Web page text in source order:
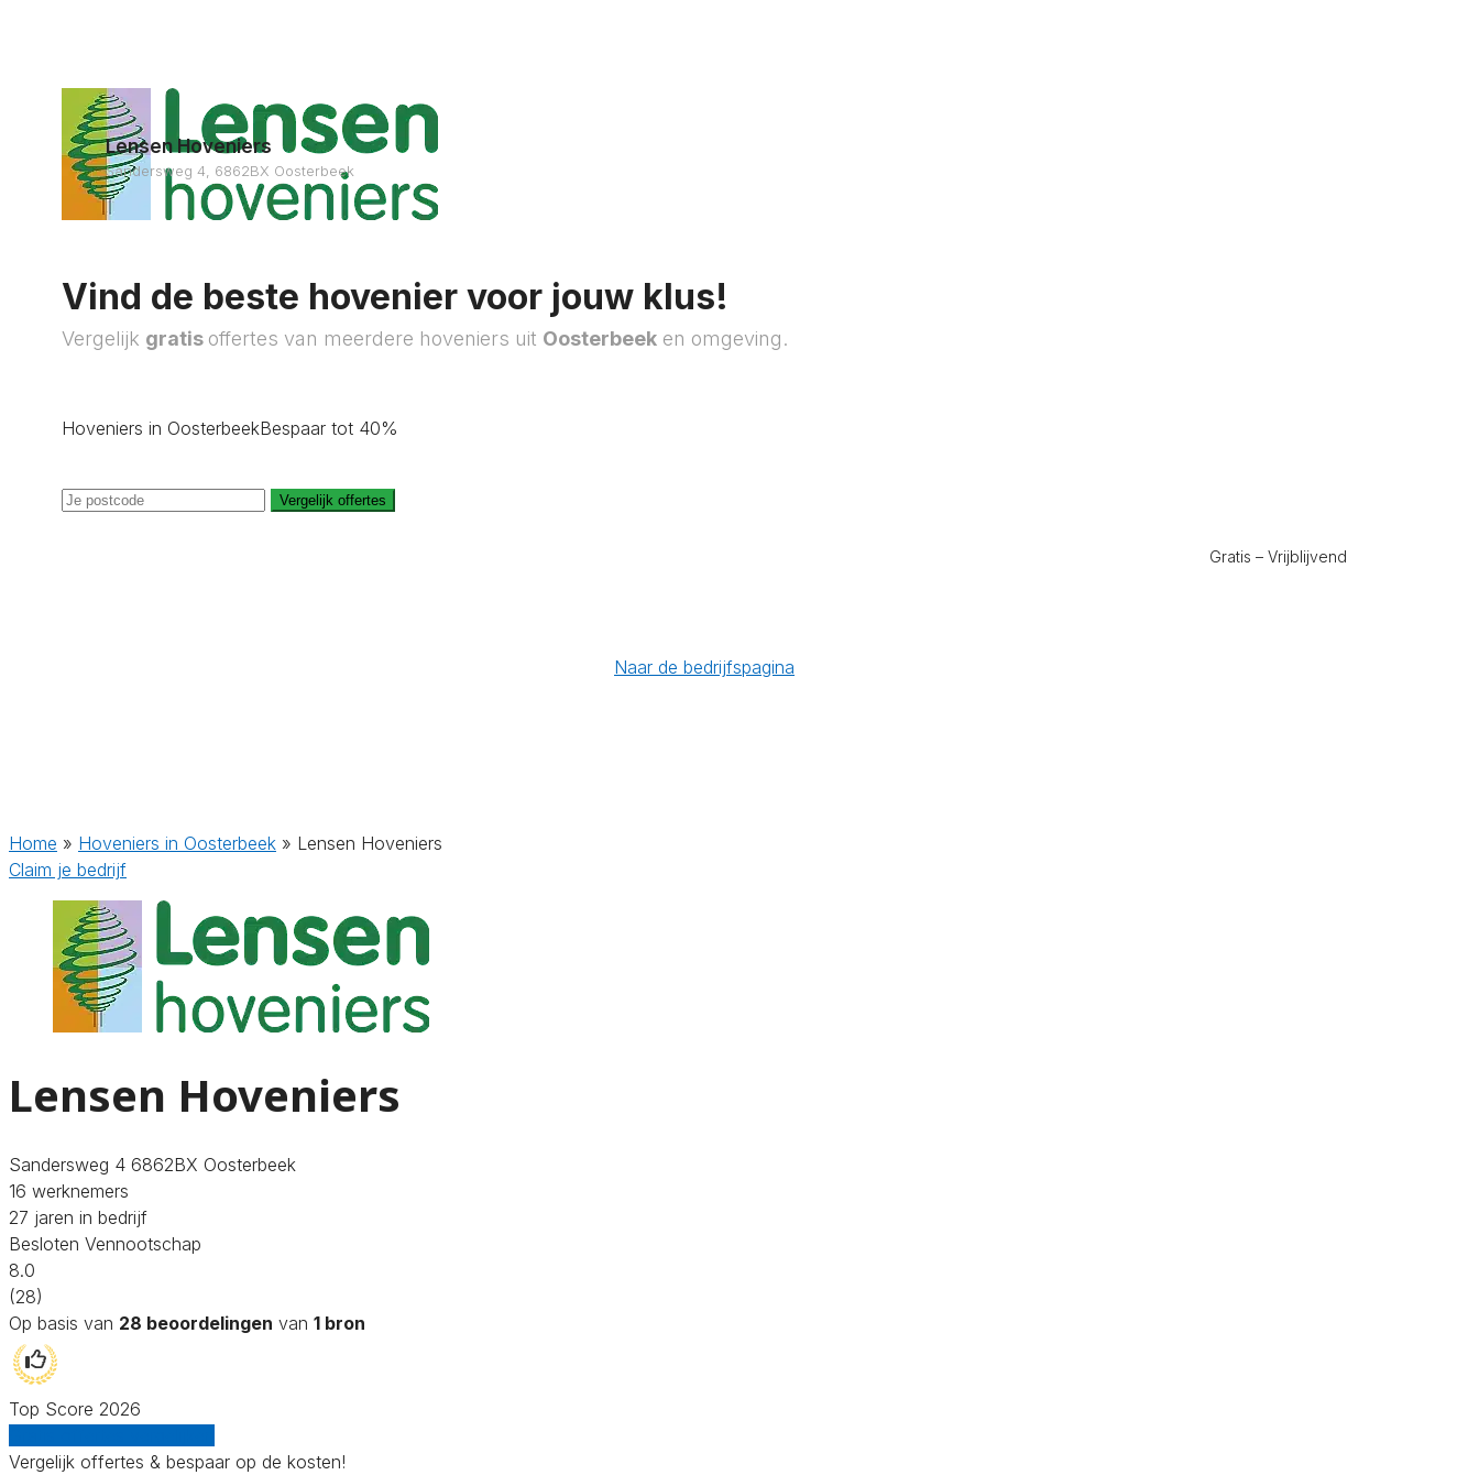
Lensen Hoveniers
Sandersweg 4, 6862BX Oosterbeek
Vind de beste hovenier voor jouw klus!
Vergelijk gratis offertes van meerdere hoveniers uit Oosterbeek en omgeving.
Hoveniers in OosterbeekBespaar tot 40%
Vergelijk offertes
Gratis – Vrijblijvend
Naar de bedrijfspagina
Home » Hoveniers in Oosterbeek » Lensen Hoveniers
Claim je bedrijf
Lensen Hoveniers
Sandersweg 4 6862BX Oosterbeek
16 werknemers
27 jaren in bedrijf
Besloten Vennootschap
8.0
(28)
Op basis van 28 beoordelingen van 1 bron
Top Score 2026
Vergelijk offertes & bespaar op de kosten!